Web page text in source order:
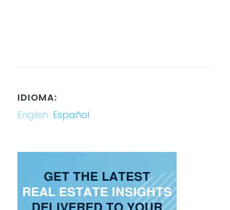
IDIOMA:
English Español